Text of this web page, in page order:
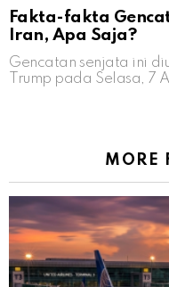
Fakta-fakta
Iran, Apa Saja?
Gencatan senjata ini
Trump pada Selasa, 7
MORE